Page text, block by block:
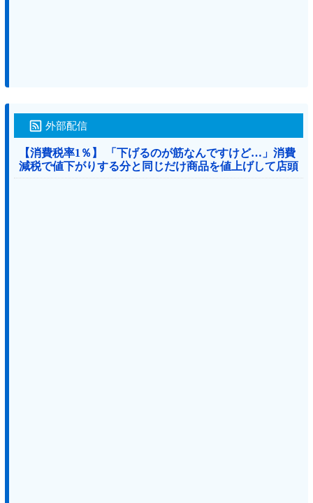
外部配信
【消費税率1％】 「下げるのが筋なんですけど…」消費
減税で値下がりする分と同じだけ商品を値上げして店頭
価格を変えない店も